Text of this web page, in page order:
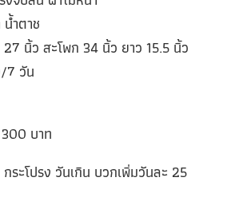
ำตาช
27 นิ้ว สะโพก 34 นิ้ว ยาว 15.5 นิ้ว
7 วัน
บาท
ระโปรง วันเกิน บวกเพิ่มวันละ 25